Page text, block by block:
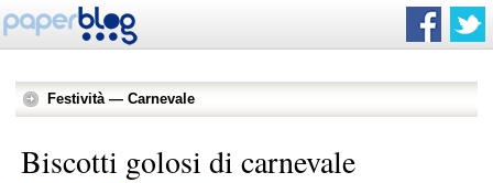
Festività — Carnevale
Biscotti golosi di carnevale